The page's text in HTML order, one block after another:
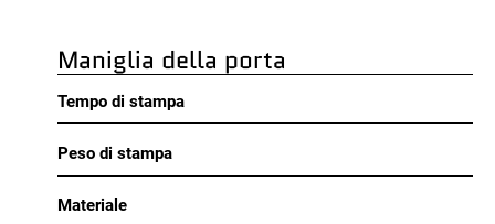
Maniglia della porta
Tempo di stampa
Peso di stampa
Materiale